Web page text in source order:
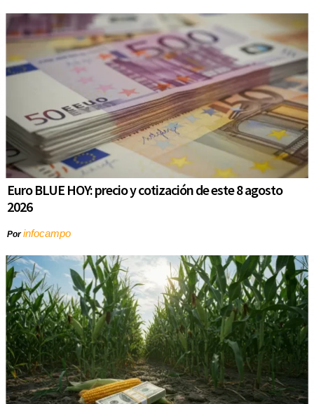
Euro BLUE HOY: precio y cotización de este 8 agosto
2026
Porinfocampo